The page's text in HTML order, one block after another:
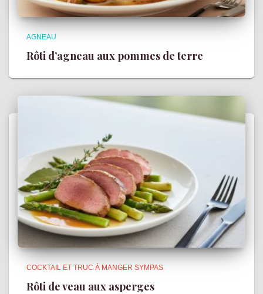
AGNEAU
Rôti d’agneau aux pommes de terre
COCKTAIL ET TRUC À MANGER SYMPAS
Rôti de veau aux asperges